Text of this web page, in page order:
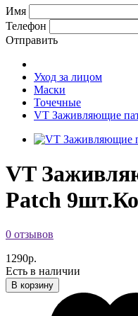
Имя
Телефон
Отправить
Уход за лицом
Маски
Точечные
VT Заживляющие
VT
Patch
0 отзывов
1290р.
Есть в наличии
В корзину